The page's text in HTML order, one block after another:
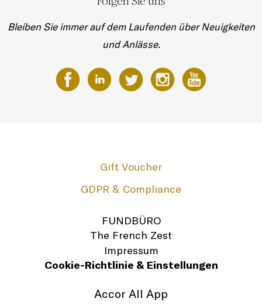
Bleiben Sie immer auf dem Laufenden über Neuigkeiten
und Anlässe.
Gift Voucher
GDPR & Compliance
FUNDBÜRO
The French Zest
Impressum
Cookie-Richtlinie & Einstellungen
Accor All App